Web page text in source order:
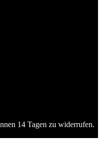
14 Tagen zu widerrufen.